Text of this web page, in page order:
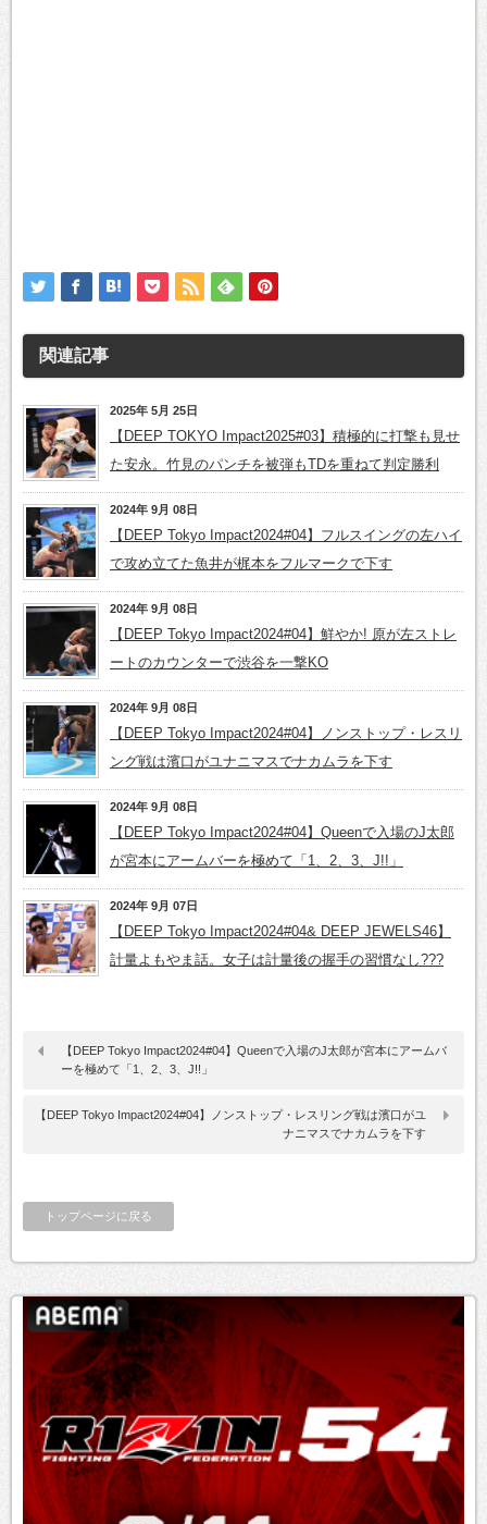
関連記事
2025年 5月 25日
【DEEP TOKYO Impact2025#03】積極的に打撃も見せ
た安永。竹見のパンチを被弾もTDを重ねて判定勝利
2024年 9月 08日
【DEEP Tokyo Impact2024#04】フルスイングの左ハイ
で攻め立てた魚井が梶本をフルマークで下す
2024年 9月 08日
【DEEP Tokyo Impact2024#04】鮮やか! 原が左ストレ
ートのカウンターで渋谷を一撃KO
2024年 9月 08日
【DEEP Tokyo Impact2024#04】ノンストップ・レスリ
ング戦は濱口がユナニマスでナカムラを下す
2024年 9月 08日
【DEEP Tokyo Impact2024#04】Queenで入場のJ太郎
が宮本にアームバーを極めて「1、2、3、J!!」
2024年 9月 07日
【DEEP Tokyo Impact2024#04& DEEP JEWELS46】
計量よもやま話。女子は計量後の握手の習慣なし???
【DEEP Tokyo Impact2024#04】Queenで入場のJ太郎が宮本にアームバ
ーを極めて「1、2、3、J!!」
【DEEP Tokyo Impact2024#04】ノンストップ・レスリング戦は濱口がユ
ナニマスでナカムラを下す
トップページに戻る